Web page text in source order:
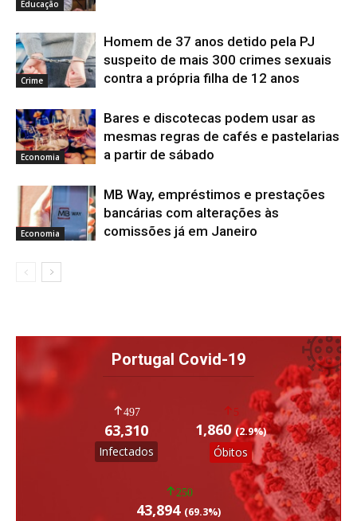
Educação
Crime
Homem de 37 anos detido pela PJ
suspeito de mais 300 crimes sexuais
contra a própria filha de 12 anos
Economia
Bares e discotecas podem usar as
mesmas regras de cafés e pastelarias
a partir de sábado
Economia
MB Way, empréstimos e prestações
bancárias com alterações às
comissões já em Janeiro
Portugal Covid-19
497
63,310
Infectados
5
1,860(2.9%)
Óbitos
250
43,894 (69.3%)